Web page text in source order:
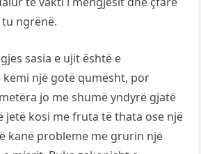
ngrënë.
sasia e ujit është e
një gotë qumësht, por
jo me shumë yndyrë gjatë
jetë kosi me fruta të thata ose një
kanë probleme me grurin një